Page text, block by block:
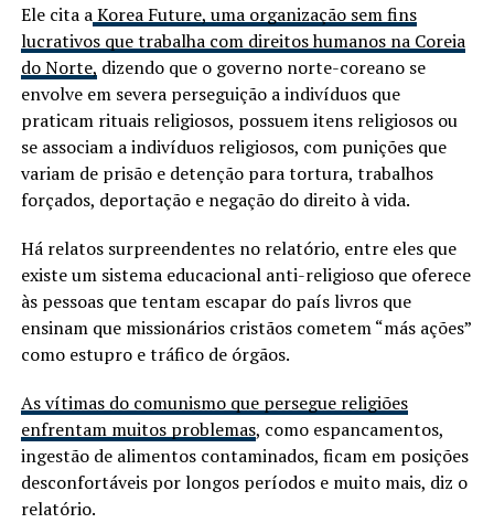
Ele cita aKorea Future, uma organização sem fins
lucrativos que trabalha com direitos humanos na Coreia
do Norte, dizendo que o governo norte-coreano se
envolve em severa perseguição a indivíduos que
praticam rituais religiosos, possuem itens religiosos ou
se associam a indivíduos religiosos, com punições que
variam de prisão e detenção para tortura, trabalhos
forçados, deportação e negação do direito à vida.
Há relatos surpreendentes no relatório, entre eles que
existe um sistema educacional anti-religioso que oferece
às pessoas que tentam escapar do país livros que
ensinam que missionários cristãos cometem “más ações”
como estupro e tráfico de órgãos.
As vítimas do comunismo que persegue religiões
enfrentam muitos problemas, como espancamentos,
ingestão de alimentos contaminados, ficam em posições
desconfortáveis por longos períodos e muito mais, diz o
relatório.